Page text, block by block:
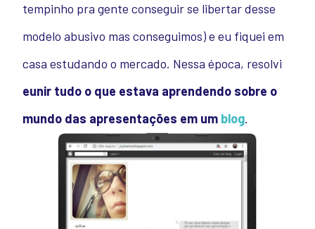
tempinho pra gente conseguir se libertar desse
modelo abusivo mas conseguimos) e eu fiquei em
casa estudando o mercado. Nessa época, resolvi
eunir tudo o que estava aprendendo sobre o
mundo das apresentações em um blog.